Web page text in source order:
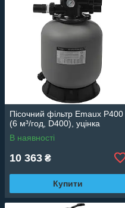
Пісочний фільтр Emaux P400
(6 м³/год, D400), уцінка
В наявності
10 363 ₴
Купити